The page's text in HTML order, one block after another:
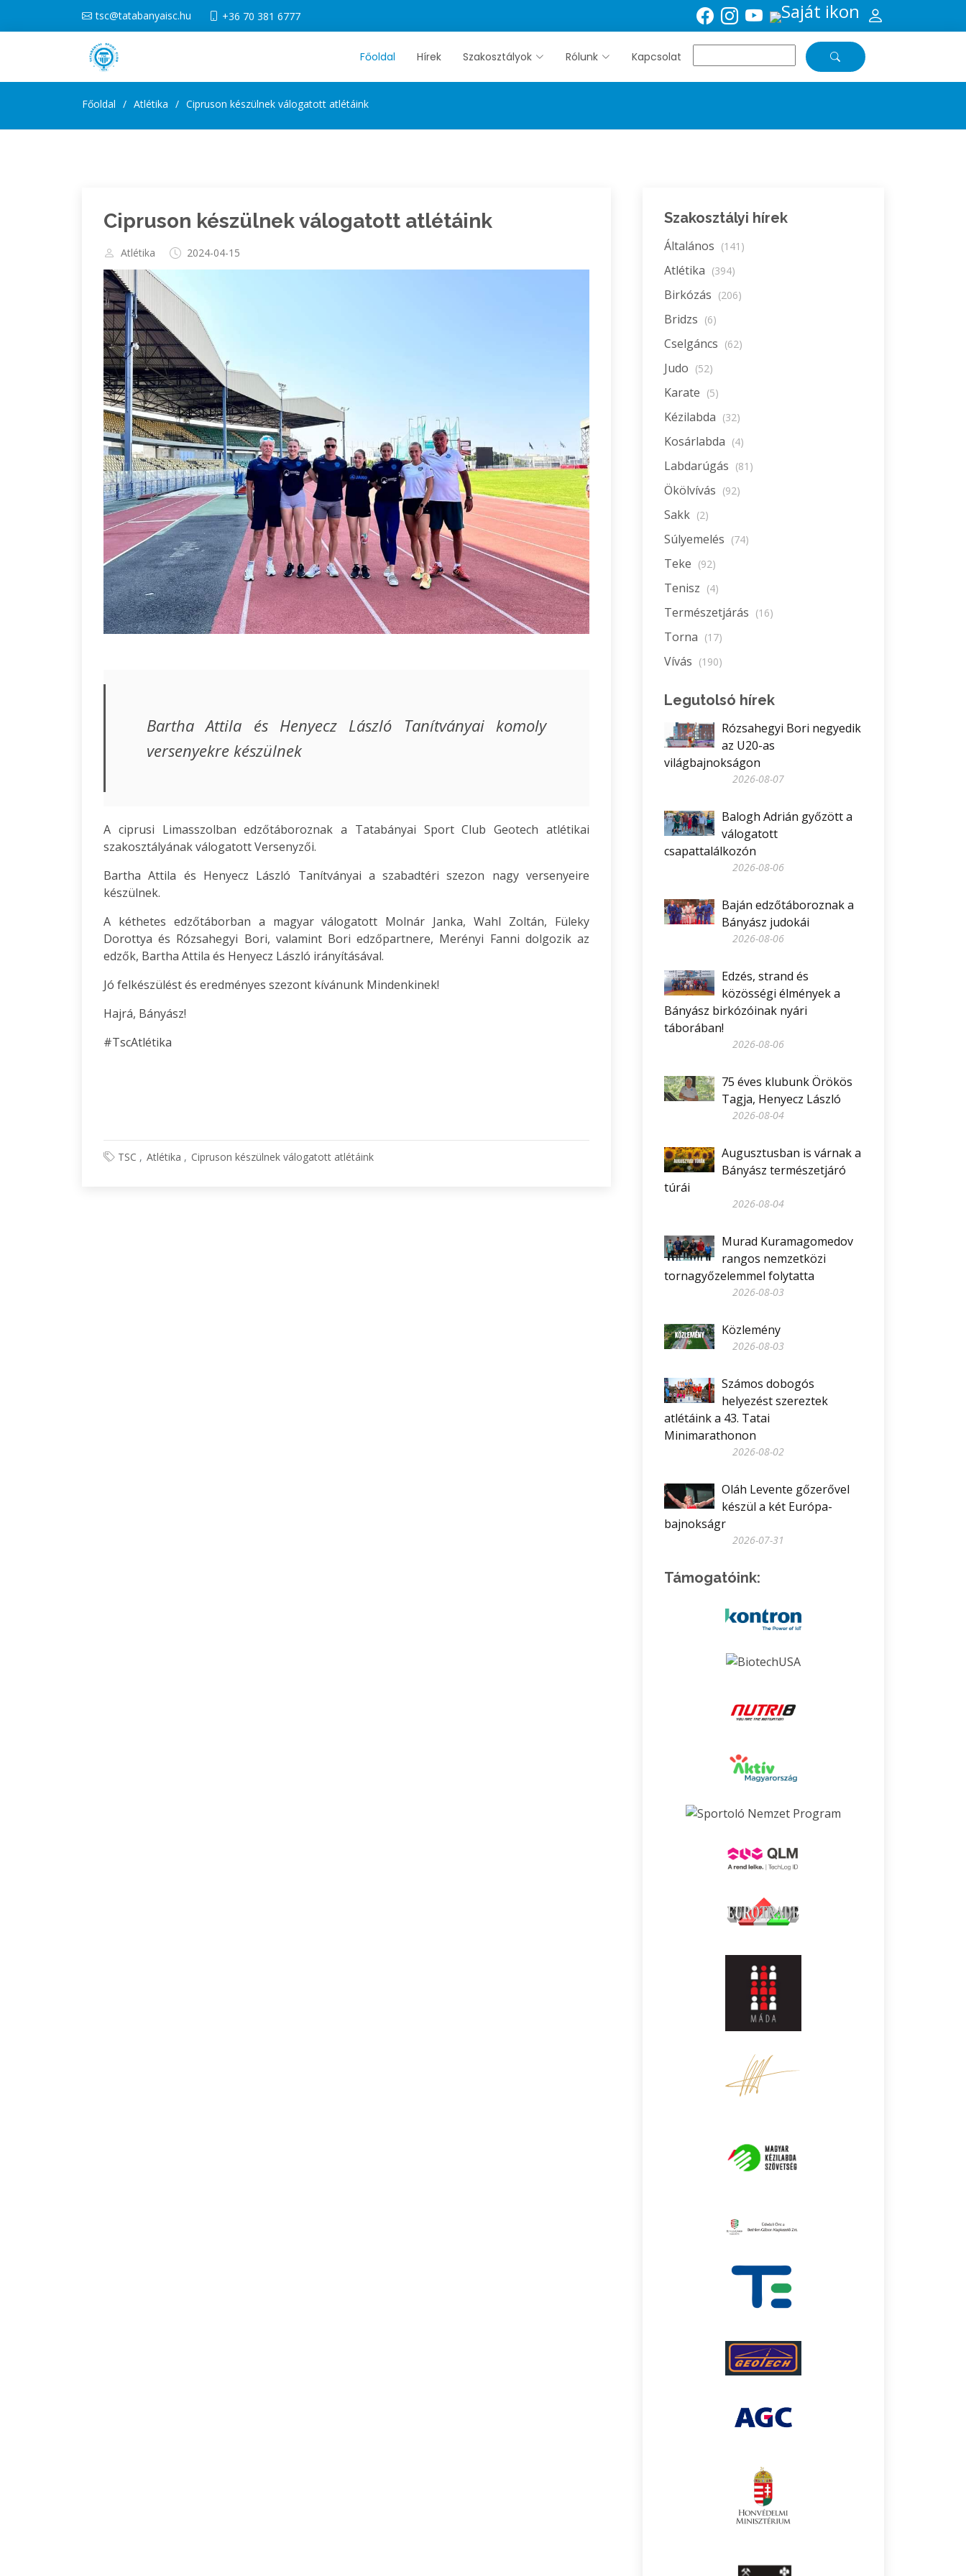
tsc@tatabanyaisc.hu +36 70 381 6777
Főoldal Hírek Szakosztályok Rólunk Kapcsolat
Főoldal Atlétika Cipruson készülnek válogatott atlétáink
Cipruson készülnek válogatott atlétáink
Atlétika 2024-04-15
Bartha Attila és Henyecz László Tanítványai komoly
versenyekre készülnek
A ciprusi Limasszolban edzőtáboroznak a Tatabányai Sport Club Geotech atlétikai
szakosztályának válogatott Versenyzői.
Bartha Attila és Henyecz László Tanítványai a szabadtéri szezon nagy versenyeire
készülnek.
A kéthetes edzőtáborban a magyar válogatott Molnár Janka, Wahl Zoltán, Füleky
Dorottya és Rózsahegyi Bori, valamint Bori edzőpartnere, Merényi Fanni dolgozik az
edzők, Bartha Attila és Henyecz László irányításával.
Jó felkészülést és eredményes szezont kívánunk Mindenkinek!
Hajrá, Bányász!
#TscAtlétika
TSC Atlétika Cipruson készülnek válogatott atlétáink
Szakosztályi hírek
Általános (141)
Atlétika (394)
Birkózás (206)
Bridzs (6)
Cselgáncs (62)
Judo (52)
Karate (5)
Kézilabda (32)
Kosárlabda (4)
Labdarúgás (81)
Ökölvívás (92)
Sakk (2)
Súlyemelés (74)
Teke (92)
Tenisz (4)
Természetjárás (16)
Torna (17)
Vívás (190)
Legutolsó hírek
Rózsahegyi Bori negyedik
az U20-as
világbajnokságon
2026-08-07
Balogh Adrián győzött a
válogatott
csapattalálkozón
2026-08-06
Baján edzőtáboroznak a
Bányász judokái
2026-08-06
Edzés, strand és
közösségi élmények a
Bányász birkózóinak nyári
táborában!
2026-08-06
75 éves klubunk Örökös
Tagja, Henyecz László
2026-08-04
Augusztusban is várnak a
Bányász természetjáró
túrái
2026-08-04
Murad Kuramagomedov
rangos nemzetközi
tornagyőzelemmel folytatta
2026-08-03
Közlemény
2026-08-03
Számos dobogós
helyezést szereztek
atlétáink a 43. Tatai
Minimarathonon
2026-08-02
Oláh Levente gőzerővel
készül a két Európa-
bajnokságr
2026-07-31
Támogatóink: